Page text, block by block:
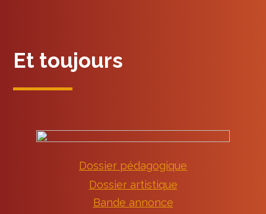
Et toujours
Dossier pédagogique
Dossier artistique
Bande annonce